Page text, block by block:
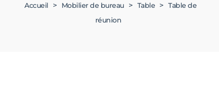
Accueil > Mobilier de bureau > Table > Table de
réunion